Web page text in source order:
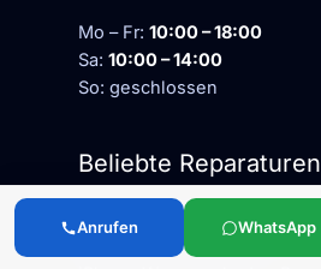
Mo – Fr: 10:00 – 18:00
Sa: 10:00 – 14:00
So: geschlossen
Beliebte Reparaturen
iPhone Display Reparatur
iPhone Akku Reparatur
Anrufen WhatsApp